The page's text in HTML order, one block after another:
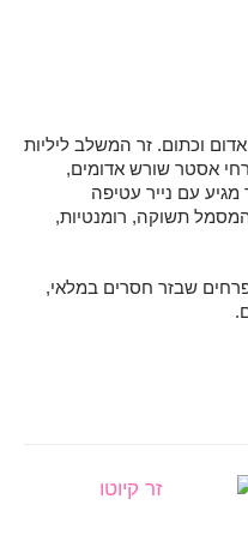
וכתום. זר המשלב ליליות
אסטר שורש אדומים,
מגיע עם נייר עטיפה
המסמל תשוקה, רומנטיות,
שבזר חסרים במלאי,